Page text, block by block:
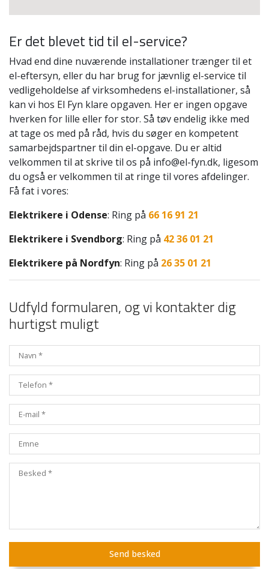
Er det blevet tid til el-service?
Hvad end dine nuværende installationer trænger til et
el-eftersyn, eller du har brug for jævnlig el-service til
vedligeholdelse af virksomhedens el-installationer, så
kan vi hos El Fyn klare opgaven. Her er ingen opgave
hverken for lille eller for stor. Så tøv endelig ikke med
at tage os med på råd, hvis du søger en kompetent
samarbejdspartner til din el-opgave. Du er altid
velkommen til at skrive til os på info@el-fyn.dk, ligesom
du også er velkommen til at ringe til vores afdelinger.
Få fat i vores:
Elektrikere i Odense: Ring på 66 16 91 21
Elektrikere i Svendborg: Ring på 42 36 01 21
Elektrikere på Nordfyn: Ring på 26 35 01 21
Udfyld formularen, og vi kontakter dig
hurtigst muligt